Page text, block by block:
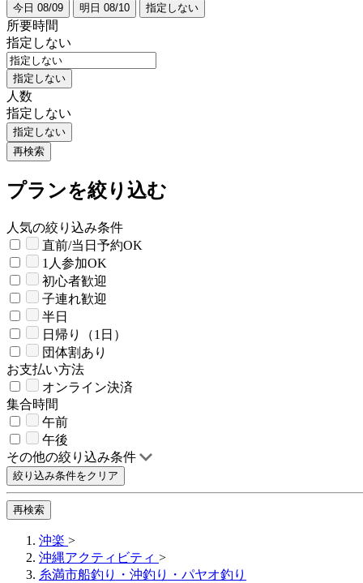
今日 08/09 明日 08/10 指定しない
所要時間
指定しない
指定しない
人数
指定しない
指定しない
再検索
プランを絞り込む
人気の絞り込み条件
直前/当日予約OK
1人参加OK
初心者歓迎
子連れ歓迎
半日
日帰り（1日）
団体割あり
お支払い方法
オンライン決済
集合時間
午前
午後
その他の絞り込み条件
絞り込み条件をクリア
再検索
沖楽 >
沖縄アクティビティ >
糸満市船釣り・沖釣り・パヤオ釣り